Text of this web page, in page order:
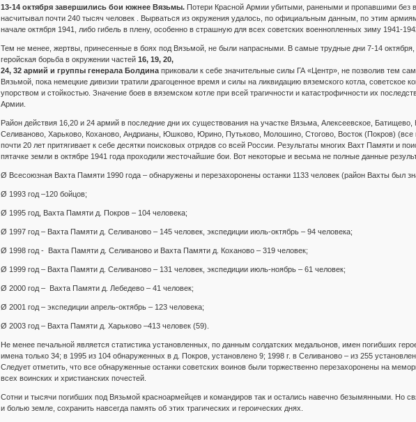
13-14 октября завершились бои южнее Вязьмы.Потери Красной Армии убитыми, ранеными и пропавшими без
насчитывал почти 240 тысяч человек . Вырваться из окружения удалось, по официальным данным, по этим
начале октября 1941, либо гибель в плену, особенно в страшную для всех советских военнопленных зиму 1941-
Тем не менее, жертвы, принесенные в боях под Вязьмой, не были напрасными. В самые трудные дни 7-14 октября,
геройская борьба в окружении частей 16, 19, 20,
24, 32 армий и группы генерала Болдинаприковали к себе значительные силы ГА «Центр», не позволив тем
Вязьмой, пока немецкие дивизии тратили драгоценное время и силы на ликвидацию вяземского котла, советское
упорством и стойкостью. Значение боев в вяземском котле при всей трагичности и катастрофичности их
Армии.
Район действия 16,20 и 24 армий в последние дни их существования на участке Вязьма, Алексеевское,
Селиваново, Харьково, Коханово, Андрианы, Юшково, Юрино, Путьково, Молошино, Стогово, Восток (Покров)
почти 20 лет притягивает к себе десятки поисковых отрядов со всей России. Результаты многих Вахт Памяти и
пятачке земли в октябре 1941 года проходили жесточайшие бои. Вот некоторые и весьма не полные данные
Ø Всесоюзная Вахта Памяти 1990 года – обнаружены и перезахоронены останки 1133 человек (район Вахты был
Ø 1993 год –120 бойцов;
Ø 1995 год, Вахта Памяти д. Покров – 104 человека;
Ø 1997 год – Вахта Памяти д. Селиваново – 145 человек, экспедиции июль-октябрь – 94 человека;
Ø 1998 год - Вахта Памяти д. Селиваново и Вахта Памяти д. Коханово – 319 человек;
Ø 1999 год – Вахта Памяти д. Селиваново – 131 человек, экспедиции июль-ноябрь – 61 человек;
Ø 2000 год – Вахта Памяти д. Лебедево – 41 человек;
Ø 2001 год – экспедиции апрель-октябрь – 123 человека;
Ø 2003 год – Вахта Памяти д. Харьково –413 человек (59).
Не менее печальной является статистика установленных, по данным солдатских медальонов, имен погибших
имена только 34; в 1995 из 104 обнаруженных в д. Покров, установлено 9; 1998 г. в Селиваново – из 255
Следует отметить, что все обнаруженные останки советских воинов были торжественно перезахоронены на
всех воинских и христианских почестей.
Сотни и тысячи погибших под Вязьмой красноармейцев и командиров так и остались навечно безымянными. Но
и болью земле, сохранить навсегда память об этих трагических и героических днях.